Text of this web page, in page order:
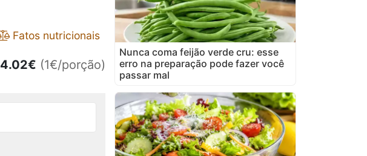
Fatos nutricionais
4.02€ (1€/porção)
Nunca coma feijão verde cru: esse
erro na preparação pode fazer você
passar mal